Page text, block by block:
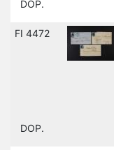
DOP.
FI 4472
DOP.